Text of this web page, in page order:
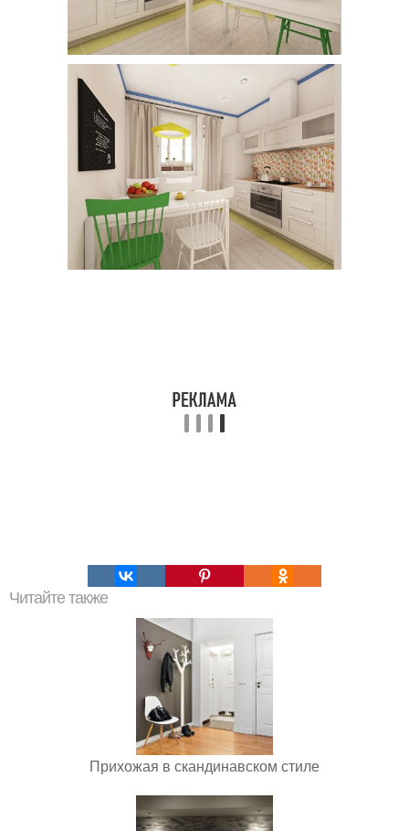
Читайте также
Прихожая в скандинавском стиле